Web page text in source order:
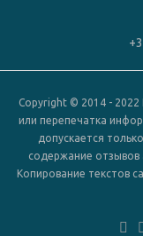
Copyright © 2014 -
или перепечатка
допускается
содержание отзывов
Копирование текстов